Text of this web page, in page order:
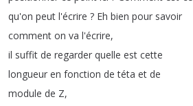
qu'on peut l'écrire ? Eh bien pour savoir
comment on va l'écrire,
il suffit de regarder quelle est cette
longueur en fonction de téta et de
module de Z,